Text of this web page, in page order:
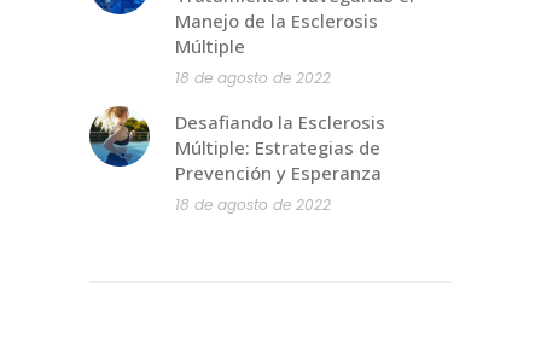
Manejo de la Esclerosis
Múltiple
18 de agosto de 2022
Desafiando la Esclerosis
Múltiple: Estrategias de
Prevención y Esperanza
18 de agosto de 2022